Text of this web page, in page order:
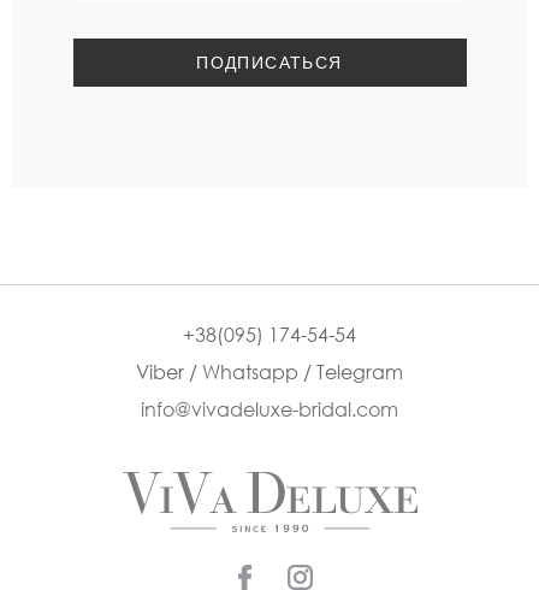
+38(095) 174-54-54
Viber / Whatsapp / Telegram
info@vivadeluxe-bridal.com